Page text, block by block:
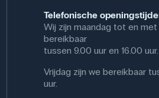
Telefonische
Wij zijn maandag tot en
bereikbaar
tussen 9.00 uur en 16.00 uur.
Vrijdag zijn we bereikbaar
uur.